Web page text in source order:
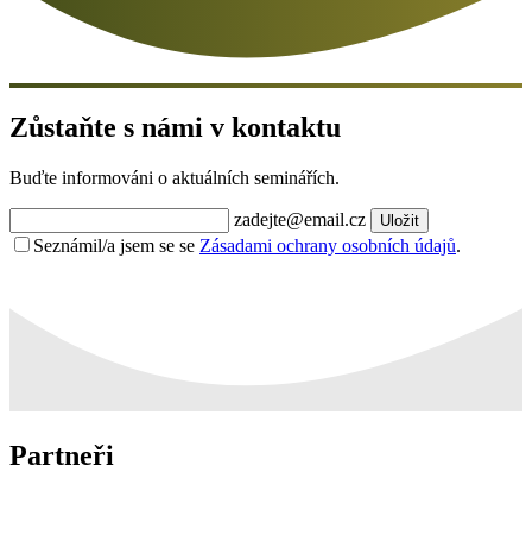
Zůstaňte s námi v kontaktu
Buďte informováni o aktuálních seminářích.
zadejte@email.cz Uložit
Seznámil/a jsem se se Zásadami ochrany osobních údajů.
Partneři